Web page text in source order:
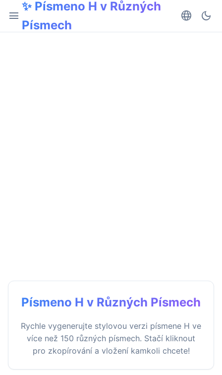
menu
✨ Písmeno H v Různých
Písmech
language dark_mode
Písmeno H v Různých Písmech
Rychle vygenerujte stylovou verzi písmene H ve
více než 150 různých písmech. Stačí kliknout
pro zkopírování a vložení kamkoli chcete!